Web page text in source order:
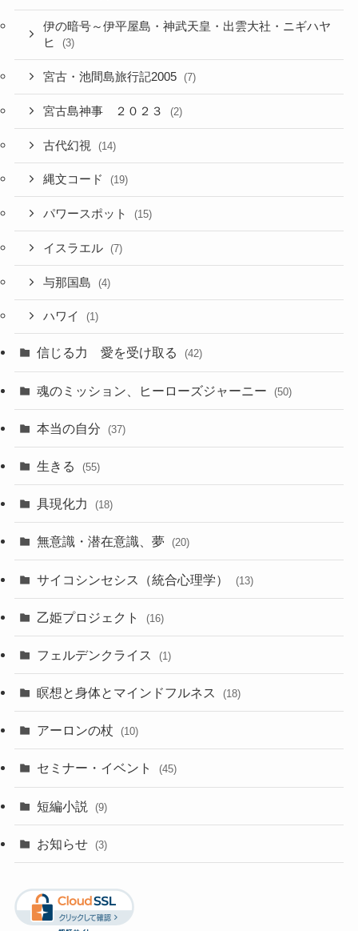
伊の暗号～伊平屋島・神武天皇・出雲大社・ニギハヤ
ヒ
(3)
宮古・池間島旅行記2005 (7)
宮古島神事 ２０２３ (2)
古代幻視 (14)
縄文コード (19)
パワースポット (15)
イスラエル (7)
与那国島 (4)
ハワイ (1)
信じる力 愛を受け取る (42)
魂のミッション、ヒーローズジャーニー (50)
本当の自分 (37)
生きる (55)
具現化力 (18)
無意識・潜在意識、夢 (20)
サイコシンセシス（統合心理学） (13)
乙姫プロジェクト (16)
フェルデンクライス (1)
瞑想と身体とマインドフルネス (18)
アーロンの杖 (10)
セミナー・イベント (45)
短編小説 (9)
お知らせ (3)